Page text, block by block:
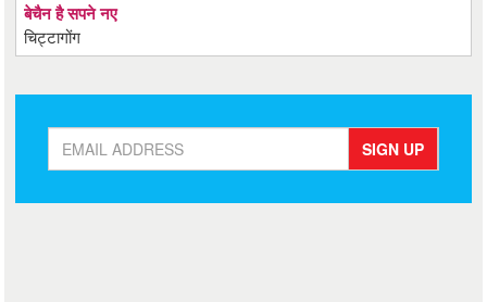
बेचैन है सपने नए
चिट्टागोंग
SIGN UP